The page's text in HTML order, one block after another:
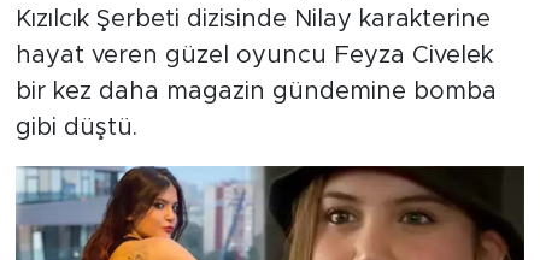
Kızılcık Şerbeti dizisinde Nilay karakterine
hayat veren güzel oyuncu Feyza Civelek
bir kez daha magazin gündemine bomba
gibi düştü.